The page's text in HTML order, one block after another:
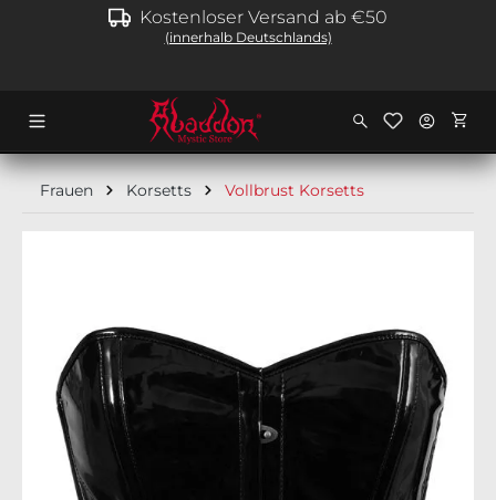
springen Kostenloser Versand ab €50
(innerhalb Deutschlands)
Frauen Korsetts Vollbrust Korsetts